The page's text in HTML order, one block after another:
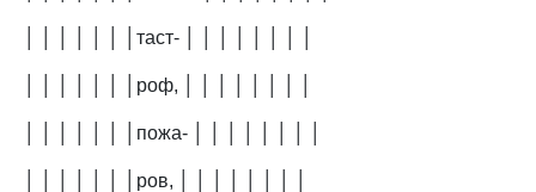
│ │ │ │ │ │ │таст- │ │ │ │ │ │ │ │
│ │ │ │ │ │ │роф, │ │ │ │ │ │ │ │
│ │ │ │ │ │ │пожа- │ │ │ │ │ │ │ │
│ │ │ │ │ │ │ров, │ │ │ │ │ │ │ │